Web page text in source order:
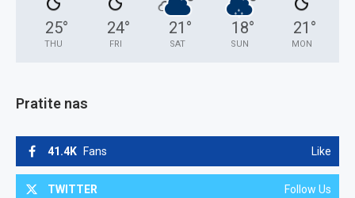
25°
THU
24°
FRI
21 °
SAT
18°
SUN
21 °
MON
Pratite nas
41.4K Fans Like
TWITTER Follow Us